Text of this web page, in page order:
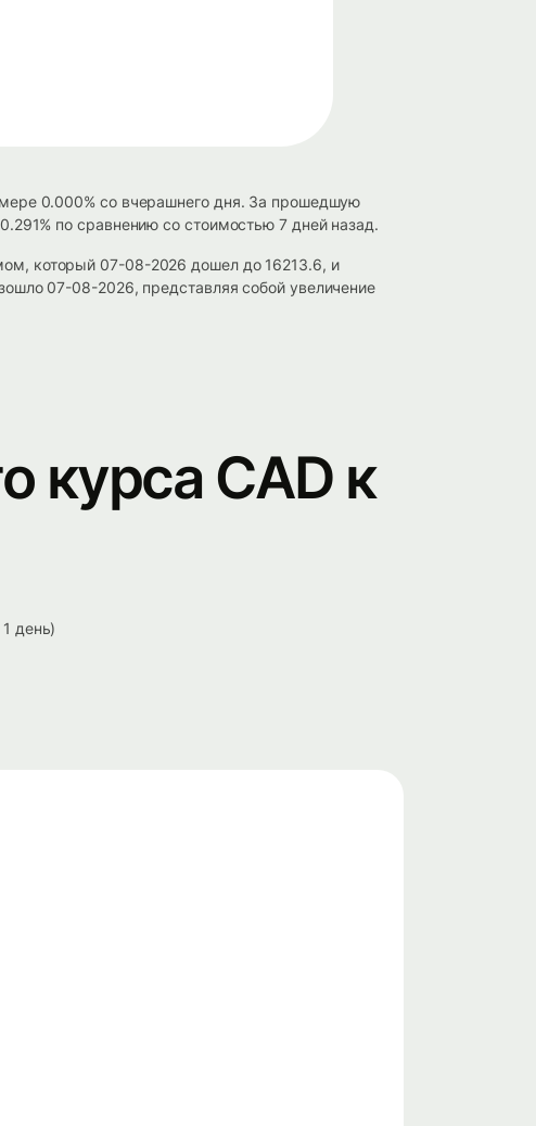
0.000% со вчерашнего дня. За прошедшую
по сравнению со стоимостью 7 дней назад.
который 07-08-2026 дошел до 16213.6, и
07-08-2026, представляя собой увеличение
курса CAD к
день)